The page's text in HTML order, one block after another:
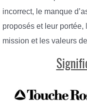
incorrect, le manque
proposés et leur portée,
mission et les valeurs